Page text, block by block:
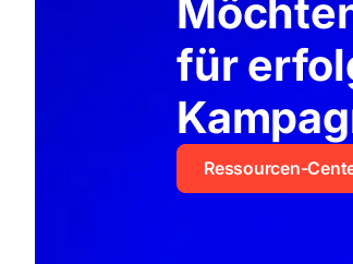
für
Ressourcen-